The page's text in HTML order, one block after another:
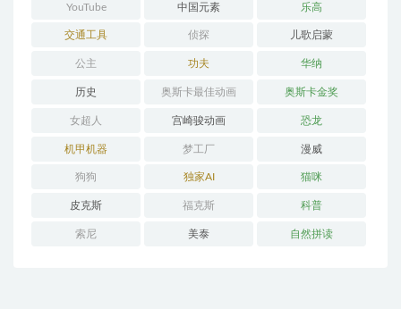
YouTube 中国元素 乐高
交通工具 侦探 儿歌启蒙
公主 功夫 华纳
历史 奥斯卡最佳动画 奥斯卡金奖
女超人 宫崎骏动画 恐龙
机甲机器 梦工厂 漫威
狗狗 独家AI 猫咪
皮克斯 福克斯 科普
索尼 美泰 自然拼读